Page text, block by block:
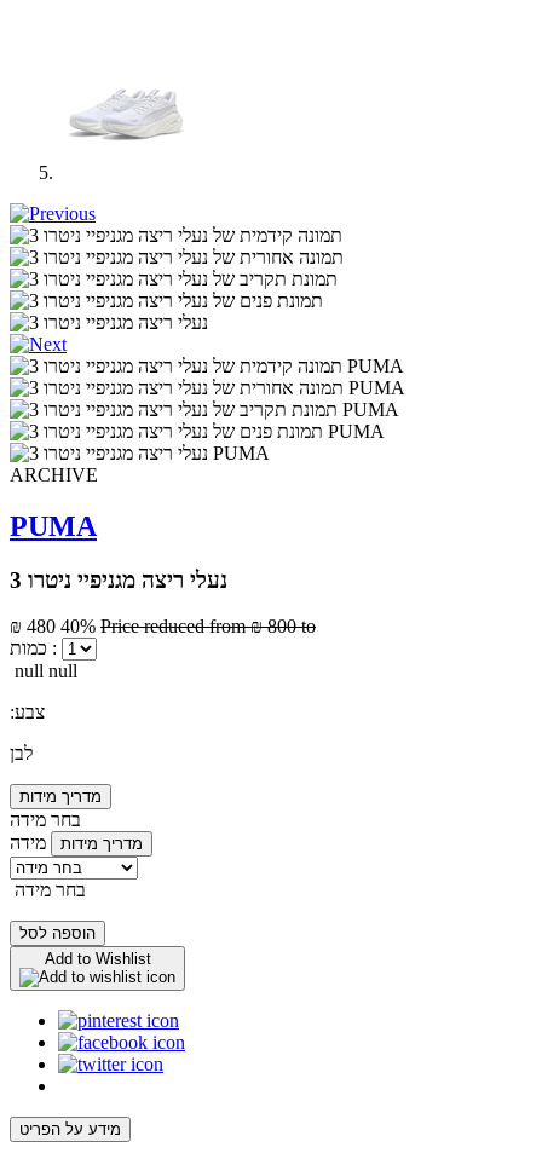
ARCHIVE
PUMA
נעלי ריצה מגניפיי ניטרו 3
₪ 480 40% Price reduced from₪ 800 to
כמות :
null null
:צבע
לבן
מדריך מידות
בחר מידה
מידה
מדריך מידות
בחר מידה
הוספה לסל
Add to Wishlist
מידע על הפריט